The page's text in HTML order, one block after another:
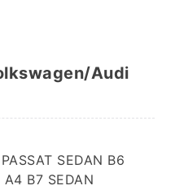
Audi
SEDAN B6
B7 SEDAN